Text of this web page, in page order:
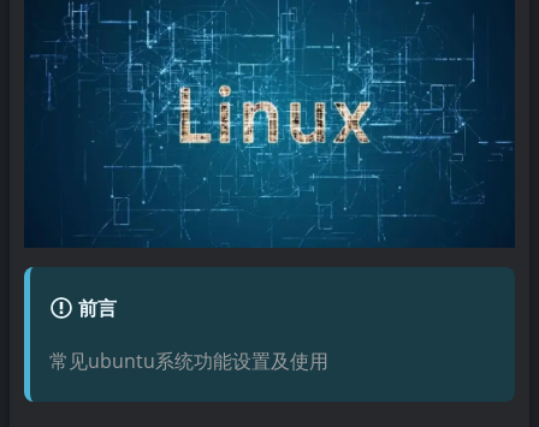
前言
常见ubuntu系统功能设置及使用